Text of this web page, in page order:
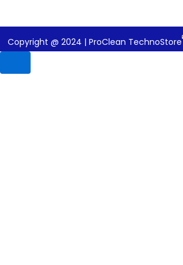
Copyright @ 2024 | ProClean TechnoStore